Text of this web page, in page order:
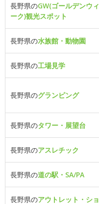
長野県のGW(ゴールデンウィ
ーク)観光スポット
長野県の水族館・動物園
長野県の工場見学
長野県のグランピング
長野県のタワー・展望台
長野県のアスレチック
長野県の道の駅・SA/PA
長野県のアウトレット・ショ